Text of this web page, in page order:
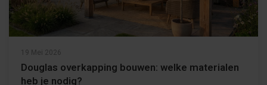
19 Mei 2026
Douglas overkapping bouwen: welke materialen
heb je nodig?